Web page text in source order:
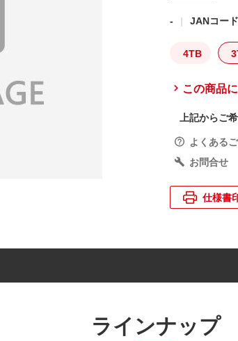
- JANコー
4TB
この商品
上記からご
よくある
お問合せ
仕様書
ラインナップ